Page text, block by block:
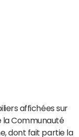
affichées sur
Communauté
dont fait partie la